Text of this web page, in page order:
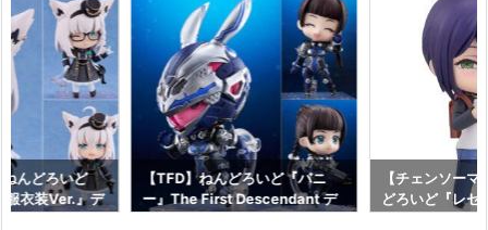
んどろいど
服衣装Ver.』デ
【TFD】ねんどろいど『バニ
ー』The First Descendant デ
【チェンソー
どろいど『レゼ